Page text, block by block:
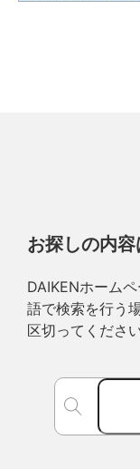
お探しの内
DAIKENホーム
語で検索を行う
区切ってください